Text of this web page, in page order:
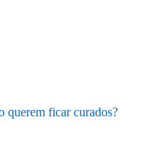
querem ficar curados?